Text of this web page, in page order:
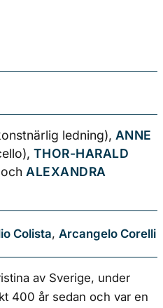
ledning), ANNE
THOR-HARALD
ALEXANDRA
Colista, Arcangelo Corelli
av Sverige, under
400 år sedan och var en